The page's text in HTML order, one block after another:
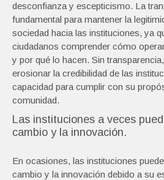
desconfianza y escepticismo. La
fundamental para mantener la
sociedad hacia las instituciones, ya
ciudadanos comprender cómo
y por qué lo hacen. Sin
erosionar la credibilidad de las
capacidad para cumplir con su
comunidad.
Las instituciones a veces
cambio y la innovación.
En ocasiones, las instituciones
cambio y la innovación debido a su